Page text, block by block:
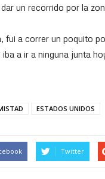
un recorrido por la
fui a correr un poquito
a ir a ninguna junta
ESTADOS UNIDOS
Twitter